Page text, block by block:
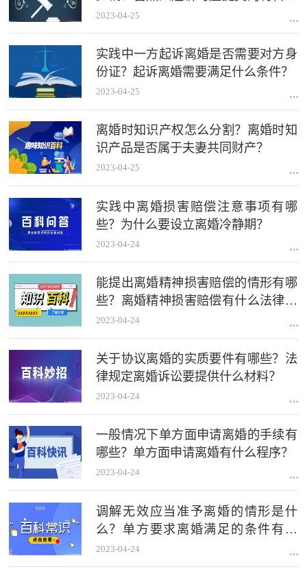
哪些？
2023-04-25
实践中一方起诉离婚是否需要对方身
份证？起诉离婚需要满足什么条件？
2023-04-25
离婚时知识产权怎么分割？离婚时知
识产品是否属于夫妻共同财产？
2023-04-25
实践中离婚损害赔偿注意事项有哪
些？为什么要设立离婚冷静期？
2023-04-24
能提出离婚精神损害赔偿的情形有哪
些？离婚精神损害赔偿有什么法律依
据？
2023-04-24
关于协议离婚的实质要件有哪些？法
律规定离婚诉讼要提供什么材料？
2023-04-24
一般情况下单方面申请离婚的手续有
哪些？单方面申请离婚有什么程序？
2023-04-24
调解无效应当准予离婚的情形是什
么？单方要求离婚满足的条件有哪
些？
2023-04-24